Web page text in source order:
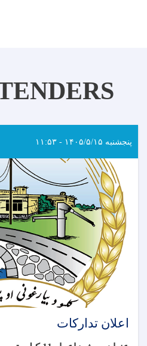
پنجشنبه ۱۴۰۵/۵/۱۵ - ۱۱:۵۳
اعلان تدارکات